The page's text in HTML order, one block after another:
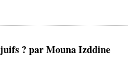
? par Mouna Izddine